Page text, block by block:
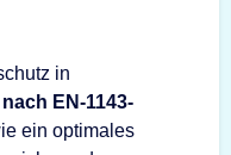
in
EN-1143-
ein optimales